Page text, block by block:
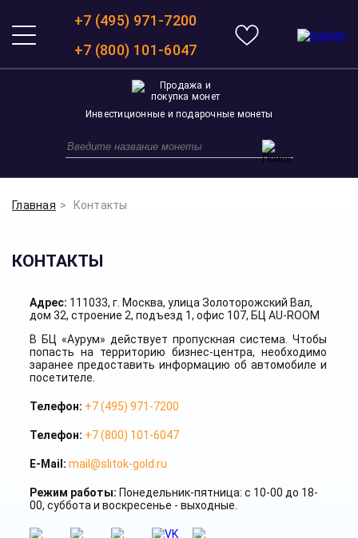
+7 (495) 971-7200
+7 (800) 101-6047
Инвестиционные и подарочные монеты
Главная Контакты
КОНТАКТЫ
Адрес: 111033, г. Москва, улица Золоторожский Вал,
дом 32, строение 2, подъезд 1, офис 107, БЦ AU-ROOM
В БЦ «Аурум» действует пропускная система. Чтобы
попасть на территорию бизнес-центра, необходимо
заранее предоставить информацию об автомобиле и
посетителе.
Телефон: +7 (495) 971-7200
Телефон: +7 (800) 101-6047
E-Mail: mail@slitok-gold.ru
Режим работы: Понедельник-пятница: с 10-00 до 18-
00, суббота и воскресенье - выходные.